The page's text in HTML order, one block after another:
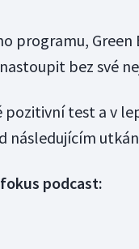
programu, Green
bez své
test a v
následujícím
podcast: